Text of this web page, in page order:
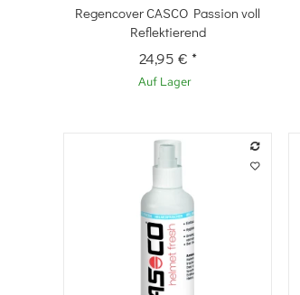
Schnellkauf
Regencover CASCO Passion voll
Reflektierend
24,95 € *
Auf Lager